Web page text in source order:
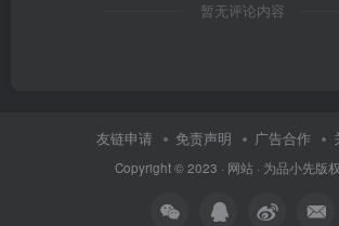
暂无评论内容
友链申请 免责声明 广告合作
Copyright © 2023 · 网站 · 为品小先版